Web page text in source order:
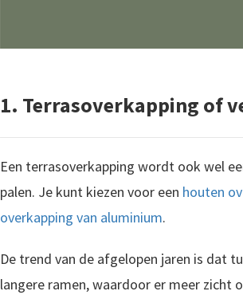
1. Terrasoverkapping of
Een terrasoverkapping wordt ook wel
palen. Je kunt kiezen voor een houten
overkapping van aluminium.
De trend van de afgelopen jaren is dat
langere ramen, waardoor er meer zicht